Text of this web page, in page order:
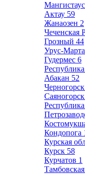
Актау 59
Жанаозен 2
Чеченская
Грозный 44
Урус-
Гудермес 6
Абакан 52
Черногорск
Саяногорск
Кондопога
Курская
Курск 58
Курчатов 1